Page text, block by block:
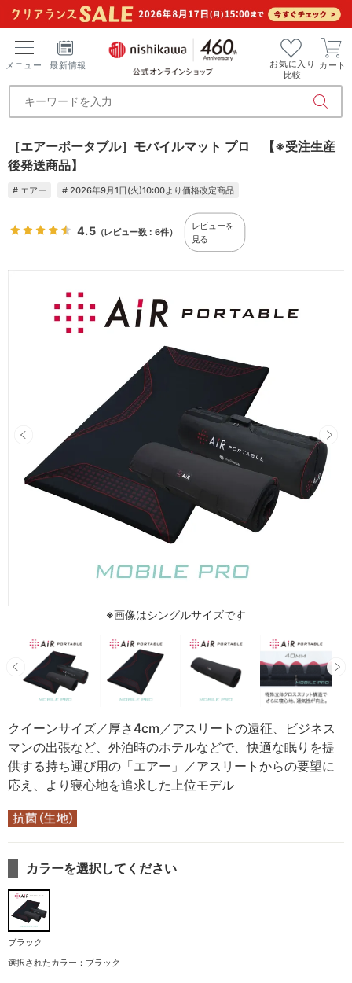
メニュー 最新情報
お気に入り
比較
カート
※画像はシングルサイズです
［エアーポータブル］モバイルマット プロ 【※受注生産
後発送商品】
# エアー # 2026年9月1日(火)10:00より価格改定商品
4.5（レビュー数：6件）
レビューを
見る
クイーンサイズ／厚さ4cm／アスリートの遠征、ビジネス
マンの出張など、外泊時のホテルなどで、快適な眠りを提
供する持ち運び用の「エアー」／アスリートからの要望に
応え、より寝心地を追求した上位モデル
カラーを選択してください
ブラック
選択されたカラー：ブラック